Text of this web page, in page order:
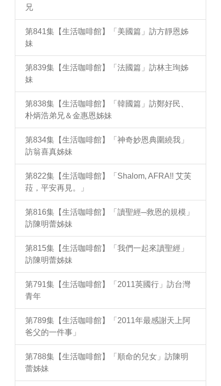
兄
第841集【生活咖啡館】「美國篇」訪方靜恩姊
妹
第839集【生活咖啡館】「法國篇」訪林主珣姊
妹
第838集【生活咖啡館】「韓國篇」訪鄭好民、
朴炳浩弟兄＆金惠恩姊妹
第834集【生活咖啡館】「神奇妙恩典圍繞我」
訪翁喜真姊妹
第822集【生活咖啡館】「Shalom, AFRA!! 艾芙
菈，平安再見。」
第816集【生活咖啡館】「讀聖經─救恩的規模」
訪陳明蕾姊妹
第815集【生活咖啡館】「我們一起來讀聖經」
訪陳明蕾姊妹
第791集【生活咖啡館】「2011英國行」訪台灣
青年
第789集【生活咖啡館】「2011年最感謝天上阿
爸父的一件事」
第788集【生活咖啡館】「順命的兒女」訪陳明
蕾姊妹